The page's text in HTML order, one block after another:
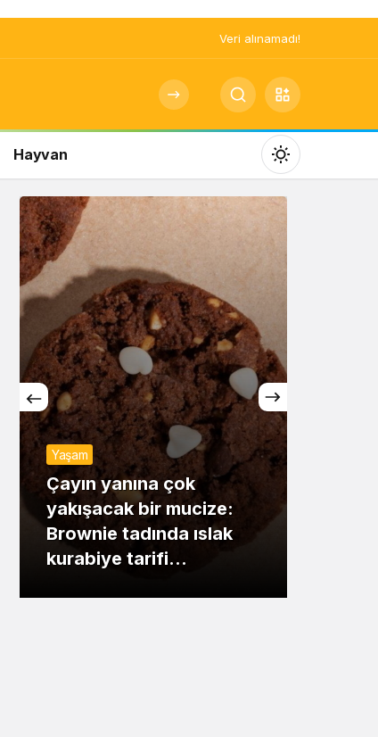
Veri alınamadı!
Hayvan
Mod
değiştir
Gündüz Modu
Gündüz modunu seçin.
Gece Modu
Gece modunu seçin.
Sistem Modu
Sistem modunu seçin.
Yaşam
Çayın yanına çok
yakışacak bir mucize:
Brownie tadında ıslak
kurabiye tarifi…